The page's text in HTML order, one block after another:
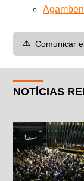
⚠️ Comunicar
NOTÍCIAS